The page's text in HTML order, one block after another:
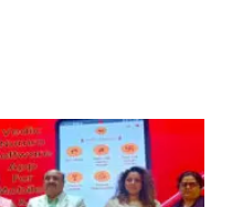
dI
n